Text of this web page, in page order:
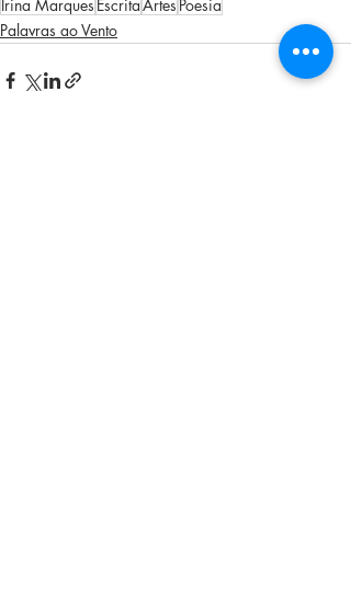
Irina Marques EscritaArtes Poesia
Palavras ao Vento